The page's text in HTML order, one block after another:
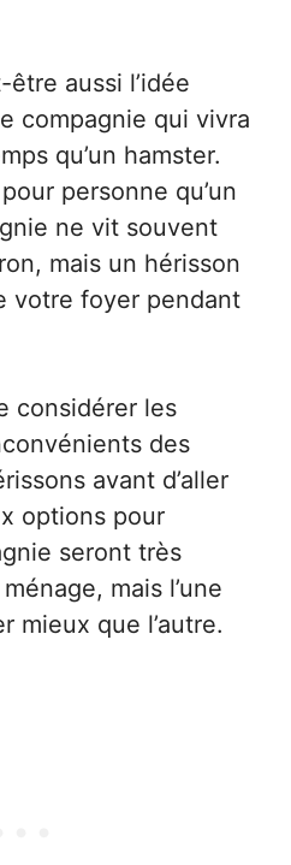
aussi l’idée
compagnie qui vivra
qu’un hamster.
personne qu’un
ne vit souvent
mais un hérisson
votre foyer pendant
considérer les
des
avant d’aller
options pour
seront très
mais l’une
mieux que l’autre.